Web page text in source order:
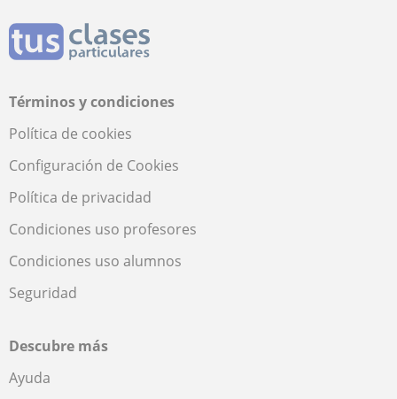
Términos y condiciones
Política de cookies
Configuración de Cookies
Política de privacidad
Condiciones uso profesores
Condiciones uso alumnos
Seguridad
Descubre más
Ayuda